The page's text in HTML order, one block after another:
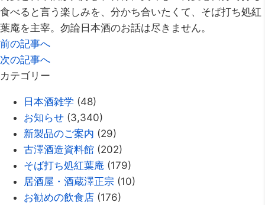
食べると言う楽しみを、分かち合いたくて、そば打ち処紅
葉庵を主宰。勿論日本酒のお話は尽きません。
前の記事へ
次の記事へ
カテゴリー
日本酒雑学 (48)
お知らせ (3,340)
新製品のご案内 (29)
古澤酒造資料館 (202)
そば打ち処紅葉庵 (179)
居酒屋・酒蔵澤正宗 (10)
お勧めの飲食店 (176)